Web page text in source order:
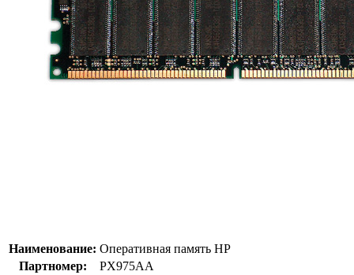
Наименование: Оперативная память HP
Партномер:
PX975AA